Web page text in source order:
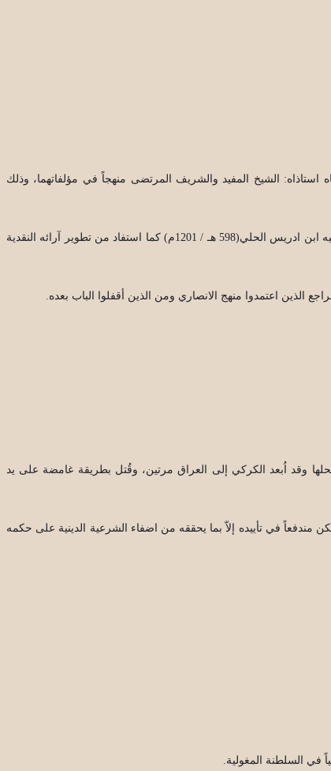
استاذاه: الشيخ المفيد والشريف المرتضى منهجاً في مؤلفاتهما، وذلك
أما المحقق الحلي فهو بدوره واجه المشكلة نفسها في (مدرسة الحلّة) في القرن السابع الهجري، حيث امتصّ الصدمة القوية التي ولّدها المنحى العقلي الحاد للفقيه ابن ادريس الحلي(598 هـ / 1201م) كما استفاد من تطوير آرائه النقدية
الذين اعتمدوا منهج الانصاري ومن الذين أقفلوا الباب بعده.
وقد اُبعد الكركي إلى العراق مرتين، وقُتل بطريقة غامضة على يد
مندفعاً في تأييده إلاّ بما يحققه من اضفاء الشرعية الدينية على حكمه
في السلطنة المغولية.